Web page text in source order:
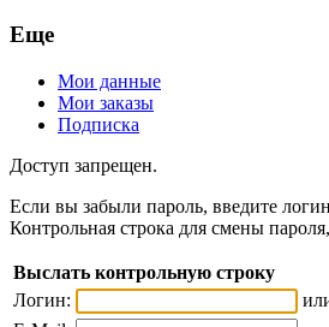
Еще
Мои данные
Мои заказы
Подписка
Доступ запрещен.
Если вы забыли пароль, введите
Контрольная строка для смены
Выслать контрольную строку
Логин: